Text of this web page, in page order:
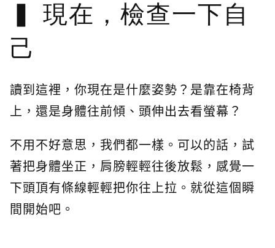
現在，檢查一下自
己
讀到這裡，你現在是什麼姿勢？是靠在椅背
上，還是身體往前傾、頭伸出去看螢幕？
不用不好意思，我們都一樣。可以的話，試
著把身體坐正，肩膀輕輕往後放鬆，感覺一
下頭頂有條線輕輕把你往上拉。就從這個瞬
間開始吧。